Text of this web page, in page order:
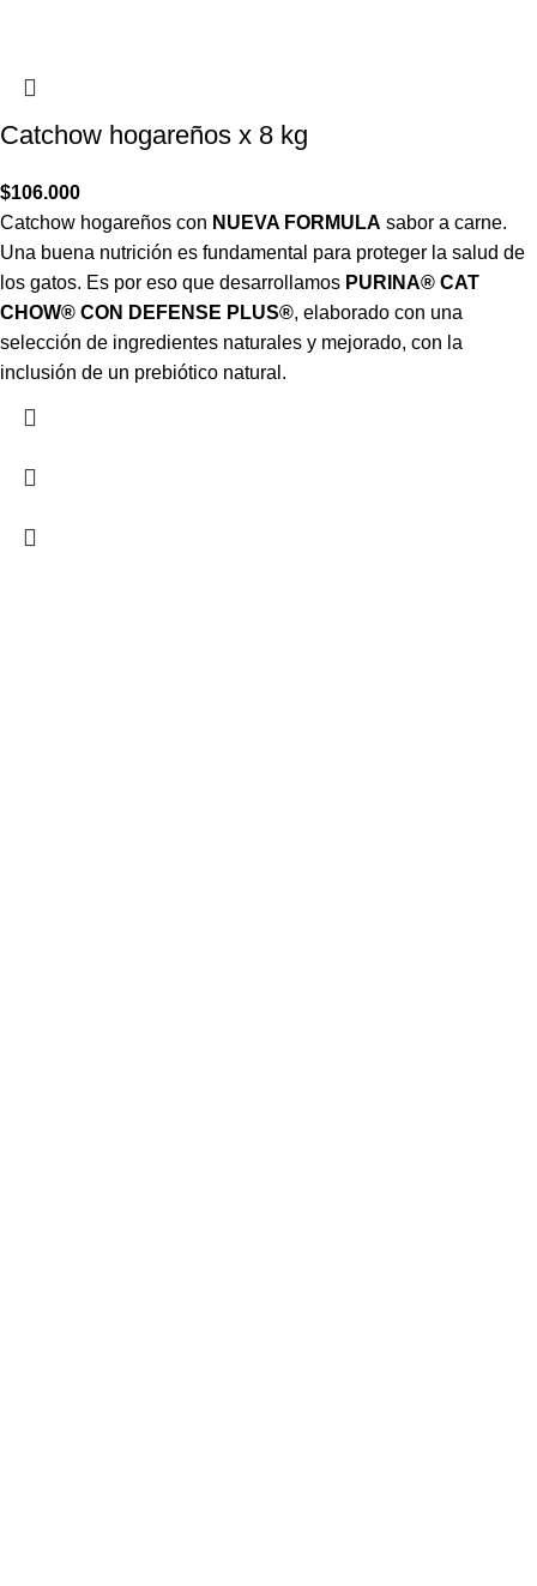
Catchow hogareños x 8 kg
$106.000
Catchow hogareños con NUEVA FORMULA sabor a carne.
Una buena nutrición es fundamental para proteger la salud de
los gatos. Es por eso que desarrollamos PURINA® CAT
CHOW® CON DEFENSE PLUS®, elaborado con una
selección de ingredientes naturales y mejorado, con la
inclusión de un prebiótico natural.